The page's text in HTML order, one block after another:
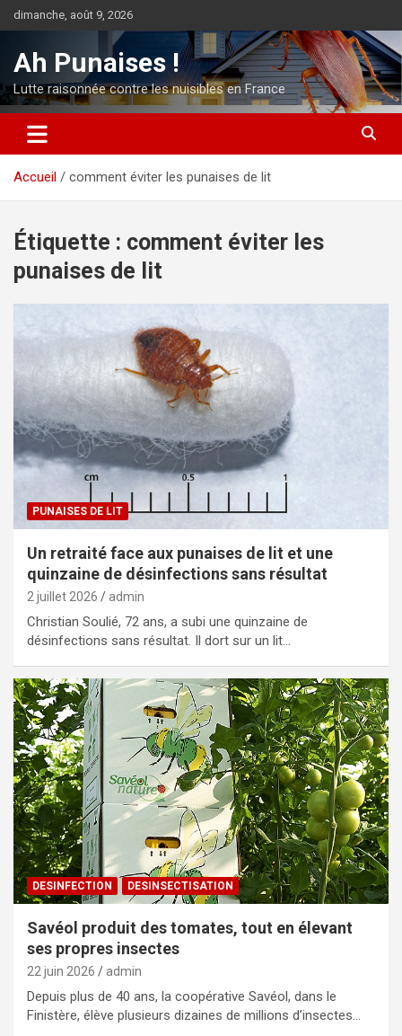
Aller
au
dimanche, août 9, 2026
Ah Punaises !
Lutte raisonnée contre les nuisibles en France
Accueil comment éviter les punaises de lit
Étiquette : comment éviter les
punaises de lit
PUNAISES DE LIT
Un retraité face aux punaises de lit et une
quinzaine de désinfections sans résultat
2 juillet 2026 admin
Christian Soulié, 72 ans, a subi une quinzaine de
désinfections sans résultat. Il dort sur un lit…
DESINFECTION DESINSECTISATION
Savéol produit des tomates, tout en élevant
ses propres insectes
22 juin 2026 admin
Depuis plus de 40 ans, la coopérative Savéol, dans le
Finistère, élève plusieurs dizaines de millions d’insectes…